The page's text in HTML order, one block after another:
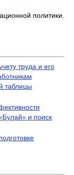
политики.
труда и его
таблицы
и поиск